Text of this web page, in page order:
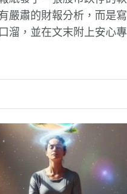
嚴肅的財報分析，而是
溜，並在文末附上安心
對許多投資人而言，螢幕
，實質連結的是個人的